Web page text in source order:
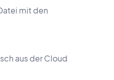
mit den
aus der Cloud